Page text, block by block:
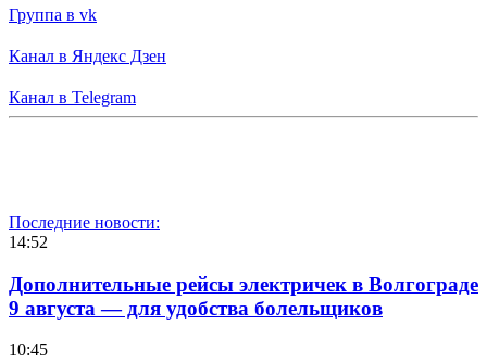
Группа в vk
Канал в Яндекс Дзен
Канал в Telegram
Последние новости:
14:52
Дополнительные рейсы электричек в Волгограде
9 августа — для удобства болельщиков
10:45